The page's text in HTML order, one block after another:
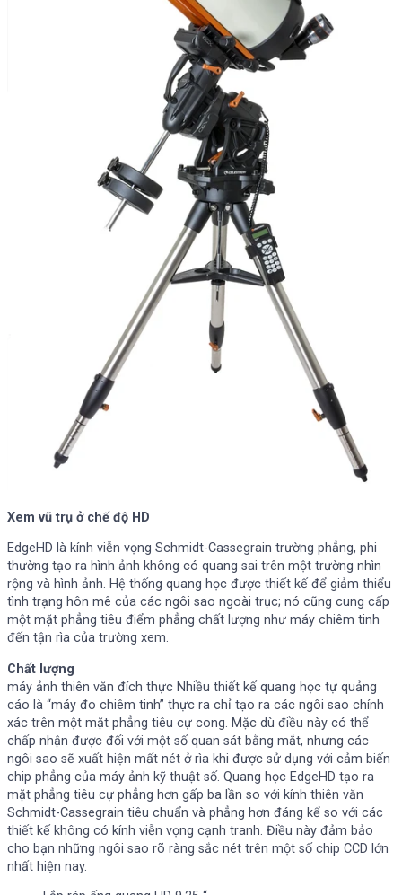
Xem vũ trụ ở chế độ HD
EdgeHD là kính viễn vọng Schmidt-Cassegrain trường phẳng, phi
thường tạo ra hình ảnh không có quang sai trên một trường nhìn
rộng và hình ảnh. Hệ thống quang học được thiết kế để giảm thiểu
tình trạng hôn mê của các ngôi sao ngoài trục; nó cũng cung cấp
một mặt phẳng tiêu điểm phẳng chất lượng như máy chiêm tinh
đến tận rìa của trường xem.
Chất lượng
máy ảnh thiên văn đích thực Nhiều thiết kế quang học tự quảng
cáo là “máy đo chiêm tinh” thực ra chỉ tạo ra các ngôi sao chính
xác trên một mặt phẳng tiêu cự cong. Mặc dù điều này có thể
chấp nhận được đối với một số quan sát bằng mắt, nhưng các
ngôi sao sẽ xuất hiện mất nét ở rìa khi được sử dụng với cảm biến
chip phẳng của máy ảnh kỹ thuật số. Quang học EdgeHD tạo ra
mặt phẳng tiêu cự phẳng hơn gấp ba lần so với kính thiên văn
Schmidt-Cassegrain tiêu chuẩn và phẳng hơn đáng kể so với các
thiết kế không có kính viễn vọng cạnh tranh. Điều này đảm bảo
cho bạn những ngôi sao rõ ràng sắc nét trên một số chip CCD lớn
nhất hiện nay.